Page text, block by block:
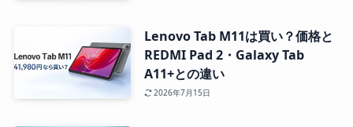
Lenovo Tab M11は買い？価格と
REDMI Pad 2・Galaxy Tab
A11+との違い
2026年7月15日